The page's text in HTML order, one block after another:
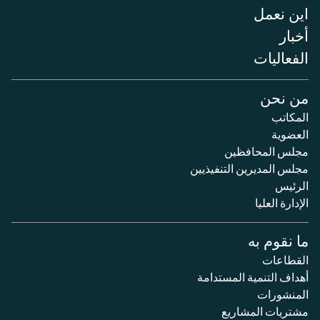
اين نعمل
أخبار
الفعاليات
من نحن
المكاتب
العضوية
مجلس المحافظين
مجلس المديرين التنفيذيين
الرئيس
الإدارة العليا
ما نقوم به
القطاعات
أهداف التنمية المستدامة
المنشورات
مشتريات المشاريع